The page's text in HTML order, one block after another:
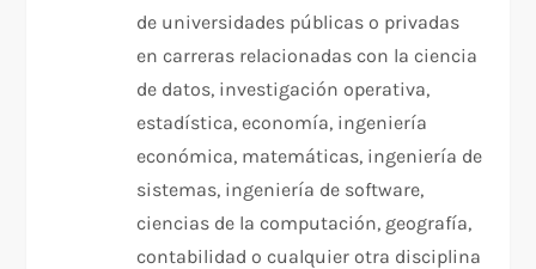
de universidades públicas o privadas
en carreras relacionadas con la ciencia
de datos, investigación operativa,
estadística, economía, ingeniería
económica, matemáticas, ingeniería de
sistemas, ingeniería de software,
ciencias de la computación, geografía,
contabilidad o cualquier otra disciplina